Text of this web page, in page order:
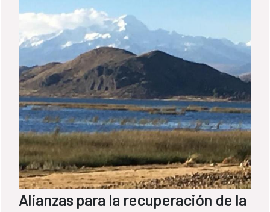
Alianzas para la recuperación de la